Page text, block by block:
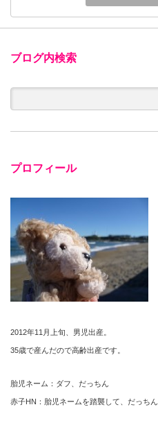
ブログ内検索
プロフィール
2012年11月上旬、男児出産。
35歳で産んだので高齢出産です。
胎児ネーム：ダフ、だっちん
赤子HN：胎児ネームを踏襲して、だっちん